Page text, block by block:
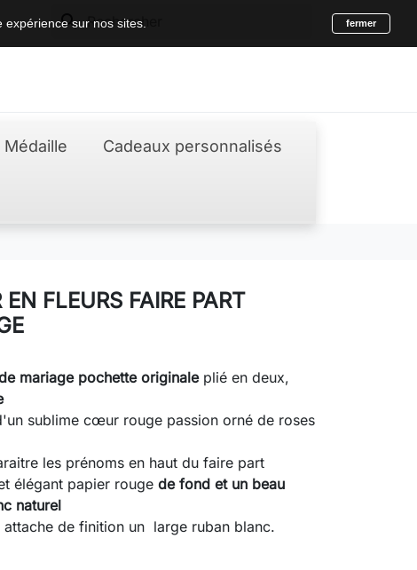
search
Médaille Cadeaux personnalisés
EN FLEURS FAIRE PART
mariage pochette originaleplié en deux,
sublime cœur rouge passion orné de roses
les prénoms en haut du faire part
élégant papier rouge de fond et un beau
naturel
attache de finition un large ruban blanc.
sur nos sites. fermer